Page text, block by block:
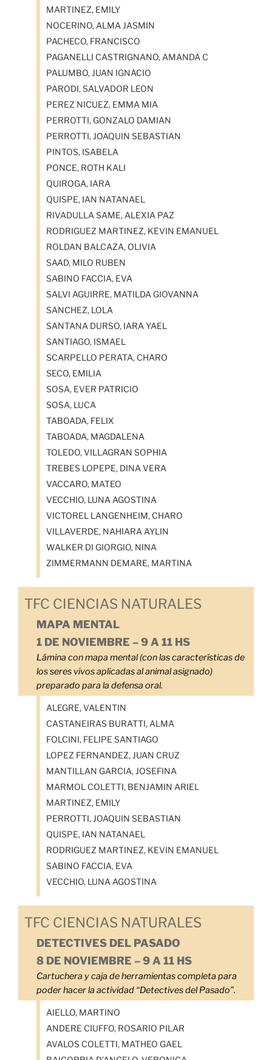
MARTINEZ, EMILY
NOCERINO, ALMA JASMIN
PACHECO, FRANCISCO
PAGANELLI CASTRIGNANO, AMANDA C
PALUMBO, JUAN IGNACIO
PARODI, SALVADOR LEON
PEREZ NICUEZ, EMMA MIA
PERROTTI, GONZALO DAMIAN
PERROTTI, JOAQUIN SEBASTIAN
PINTOS, ISABELA
PONCE, ROTH KALI
QUIROGA, IARA
QUISPE, IAN NATANAEL
RIVADULLA SAME, ALEXIA PAZ
RODRIGUEZ MARTINEZ, KEVIN EMANUEL
ROLDAN BALCAZA, OLIVIA
SAAD, MILO RUBEN
SABINO FACCIA, EVA
SALVI AGUIRRE, MATILDA GIOVANNA
SANCHEZ, LOLA
SANTANA DURSO, IARA YAEL
SANTIAGO, ISMAEL
SCARPELLO PERATA, CHARO
SECO, EMILIA
SOSA, EVER PATRICIO
SOSA, LUCA
TABOADA, FELIX
TABOADA, MAGDALENA
TOLEDO, VILLAGRAN SOPHIA
TREBES LOPEPE, DINA VERA
VACCARO, MATEO
VECCHIO, LUNA AGOSTINA
VICTOREL LANGENHEIM, CHARO
VILLAVERDE, NAHIARA AYLIN
WALKER DI GIORGIO, NINA
ZIMMERMANN DEMARE, MARTINA
TFC CIENCIAS NATURALES
MAPA MENTAL
1 DE NOVIEMBRE – 9 A 11 HS
Lámina con mapa mental (con las características de
los seres vivos aplicadas al animal asignado)
preparado para la defensa oral.
ALEGRE, VALENTIN
CASTANEIRAS BURATTI, ALMA
FOLCINI, FELIPE SANTIAGO
LOPEZ FERNANDEZ, JUAN CRUZ
MANTILLAN GARCIA, JOSEFINA
MARMOL COLETTI, BENJAMIN ARIEL
MARTINEZ, EMILY
PERROTTI, JOAQUIN SEBASTIAN
QUISPE, IAN NATANAEL
RODRIGUEZ MARTINEZ, KEVIN EMANUEL
SABINO FACCIA, EVA
VECCHIO, LUNA AGOSTINA
TFC CIENCIAS NATURALES
DETECTIVES DEL PASADO
8 DE NOVIEMBRE – 9 A 11 HS
Cartuchera y caja de herramientas completa para
poder hacer la actividad “Detectives del Pasado”.
AIELLO, MARTINO
ANDERE CIUFFO, ROSARIO PILAR
AVALOS COLETTI, MATHEO GAEL